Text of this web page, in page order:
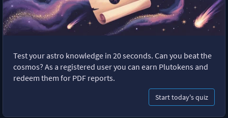
Test your astro knowledge in 20 seconds. Can you beat the
cosmos? As a registered user you can earn Plutokens and
redeem them for PDF reports.
Start today's quiz